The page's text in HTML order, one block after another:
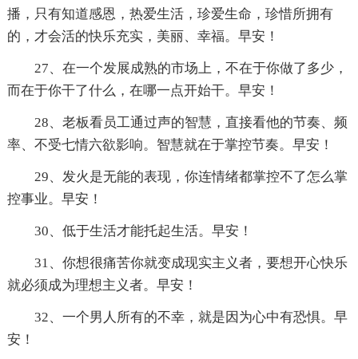
播，只有知道感恩，热爱生活，珍爱生命，珍惜所拥有
的，才会活的快乐充实，美丽、幸福。早安！
27、在一个发展成熟的市场上，不在于你做了多少，
而在于你干了什么，在哪一点开始干。早安！
28、老板看员工通过声的智慧，直接看他的节奏、频
率、不受七情六欲影响。智慧就在于掌控节奏。早安！
29、发火是无能的表现，你连情绪都掌控不了怎么掌
控事业。早安！
30、低于生活才能托起生活。早安！
31、你想很痛苦你就变成现实主义者，要想开心快乐
就必须成为理想主义者。早安！
32、一个男人所有的不幸，就是因为心中有恐惧。早
安！